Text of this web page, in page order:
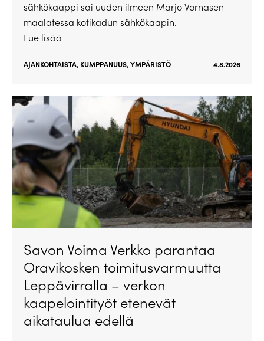
sähkökaappi sai uuden ilmeen Marjo Vornasen
maalatessa kotikadun sähkökaapin.
Lue lisää
AJANKOHTAISTA, KUMPPANUUS,YMPÄRISTÖ 4.8.2026
Savon Voima Verkko parantaa
Oravikosken toimitusvarmuutta
Leppävirralla – verkon
kaapelointityöt etenevät
aikataulua edellä